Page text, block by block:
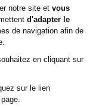
27,46 € TTC
Ajouter au panier